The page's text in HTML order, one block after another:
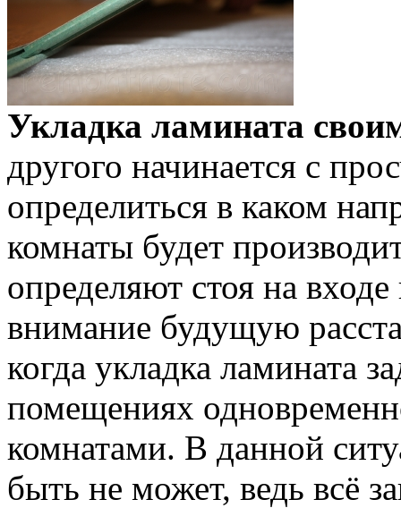
Укладка ламината
другого начинается с
определиться в каком
комнаты будет
определяют стоя на
внимание будущую
когда укладка ламината
помещениях
комнатами. В данной
быть не может, ведь всё